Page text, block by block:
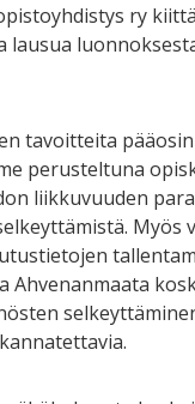
ry
lausua
tavoitteita
perusteltuna
liikkuvuuden
Myös
Ahvenanmaata